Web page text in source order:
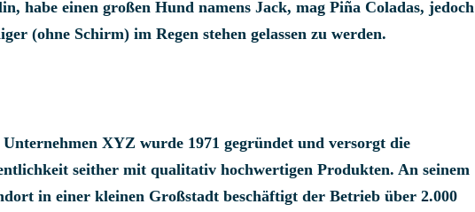
habe einen großen Hund namens Jack, mag Piña Coladas, jedoch
(ohne Schirm) im Regen stehen gelassen zu werden.
Unternehmen XYZ wurde 1971 gegründet und versorgt die
seither mit qualitativ hochwertigen Produkten. An seinem
in einer kleinen Großstadt beschäftigt der Betrieb über 2.000